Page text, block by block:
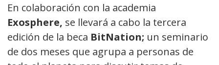
En colaboración con la academia
Exosphere, se llevará a cabo la tercera
edición de la beca BitNation; un seminario
de dos meses que agrupa a personas de